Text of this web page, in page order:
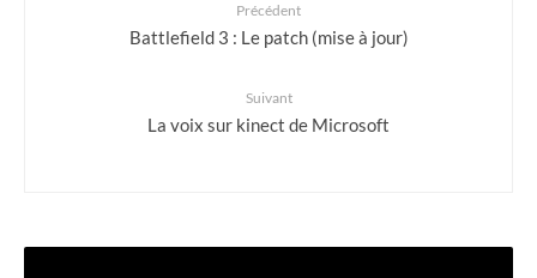
Précédent
Battlefield 3 : Le patch (mise à jour)
Suivant
La voix sur kinect de Microsoft